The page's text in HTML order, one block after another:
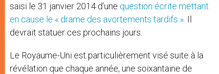
saisi le 31 janvier 2014 d’une question écrite mettant
en cause le « drame des avortements tardifs ». Il
devrait statuer ces prochains jours.
Le Royaume-Uni est particulièrement visé suite à la
révélation que chaque année, une soixantaine de